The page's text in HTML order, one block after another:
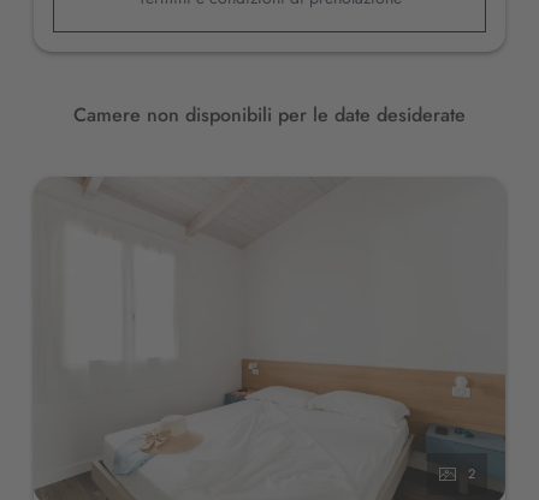
Camere non disponibili per le date desiderate
2